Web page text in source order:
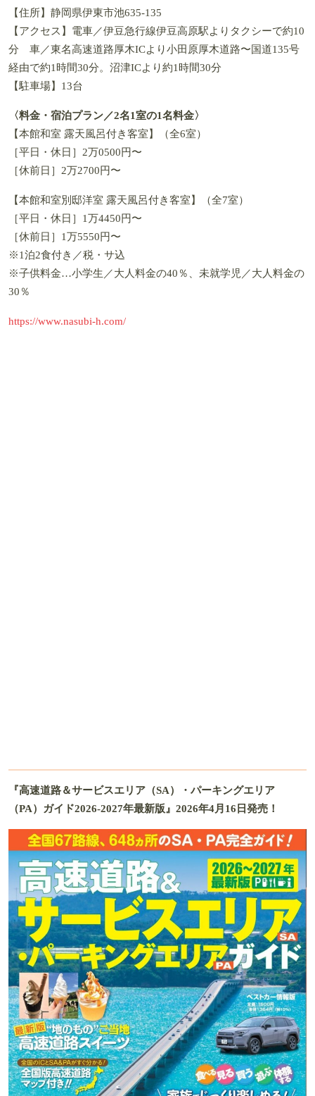
【住所】静岡県伊東市池635-135
【アクセス】電車／伊豆急行線伊豆高原駅よりタクシーで約10
分 車／東名高速道路厚木ICより小田原厚木道路〜国道135号
経由で約1時間30分。沼津ICより約1時間30分
【駐車場】13台
〈料金・宿泊プラン／2名1室の1名料金〉
【本館和室 露天風呂付き客室】（全6室）
［平日・休日］2万0500円〜
［休前日］2万2700円〜
【本館和室別邸洋室 露天風呂付き客室】（全7室）
［平日・休日］1万4450円〜
［休前日］1万5550円〜
※1泊2食付き／税・サ込
※子供料金…小学生／大人料金の40％、未就学児／大人料金の
30％
https://www.nasubi-h.com/
『高速道路＆サービスエリア（SA）・パーキングエリア
（PA）ガイド2026-2027年最新版』2026年4月16日発売！